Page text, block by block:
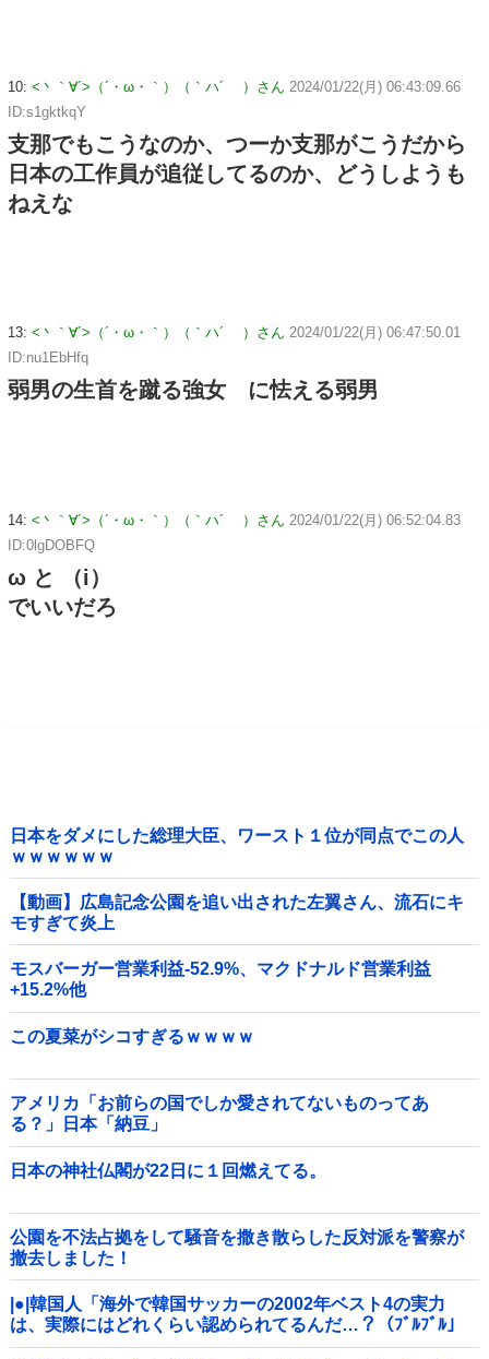
10: <丶｀∀´>（´・ω・｀）（｀ハ´ ）さん 2024/01/22(月) 06:43:09.66
ID:s1gktkqY
支那でもこうなのか、つーか支那がこうだから
日本の工作員が追従してるのか、どうしようも
ねえな
13: <丶｀∀´>（´・ω・｀）（｀ハ´ ）さん 2024/01/22(月) 06:47:50.01
ID:nu1EbHfq
弱男の生首を蹴る強女 に怯える弱男
14: <丶｀∀´>（´・ω・｀）（｀ハ´ ）さん 2024/01/22(月) 06:52:04.83
ID:0lgDOBFQ
ω と （i）
でいいだろ
日本をダメにした総理大臣、ワースト１位が同点でこの人
ｗｗｗｗｗｗ
【動画】広島記念公園を追い出された左翼さん、流石にキ
モすぎて炎上
モスバーガー営業利益-52.9%、マクドナルド営業利益
+15.2%他
この夏菜がシコすぎるｗｗｗｗ
アメリカ「お前らの国でしか愛されてないものってあ
る？」日本「納豆」
日本の神社仏閣が22日に１回燃えてる。
公園を不法占拠をして騒音を撒き散らした反対派を警察が
撤去しました！
|●|韓国人「海外で韓国サッカーの2002年ベスト4の実力
は、実際にはどれくらい認められてるんだ…？（ﾌﾞﾙﾌﾞﾙ」
＝韓国の反応